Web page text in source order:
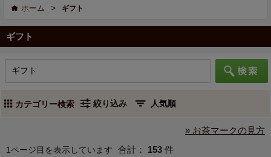
ホーム > ギフト
ギフト
カテゴリー検索 絞り込み
» お茶マークの見方
1ページ目を表示しています 合計： 153 件